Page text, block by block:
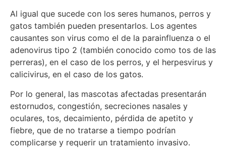
Al igual que sucede con los seres humanos, perros y
gatos también pueden presentarlos. Los agentes
causantes son virus como el de la parainfluenza o el
adenovirus tipo 2 (también conocido como tos de las
perreras), en el caso de los perros, y el herpesvirus y
calicivirus, en el caso de los gatos.
Por lo general, las mascotas afectadas presentarán
estornudos, congestión, secreciones nasales y
oculares, tos, decaimiento, pérdida de apetito y
fiebre, que de no tratarse a tiempo podrían
complicarse y requerir un tratamiento invasivo.